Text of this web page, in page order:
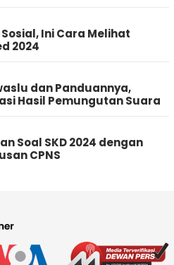
Ini Cara Melihat
2024
dan Panduannya,
Hasil Pemungutan Suara
Soal SKD 2024 dengan
CPNS